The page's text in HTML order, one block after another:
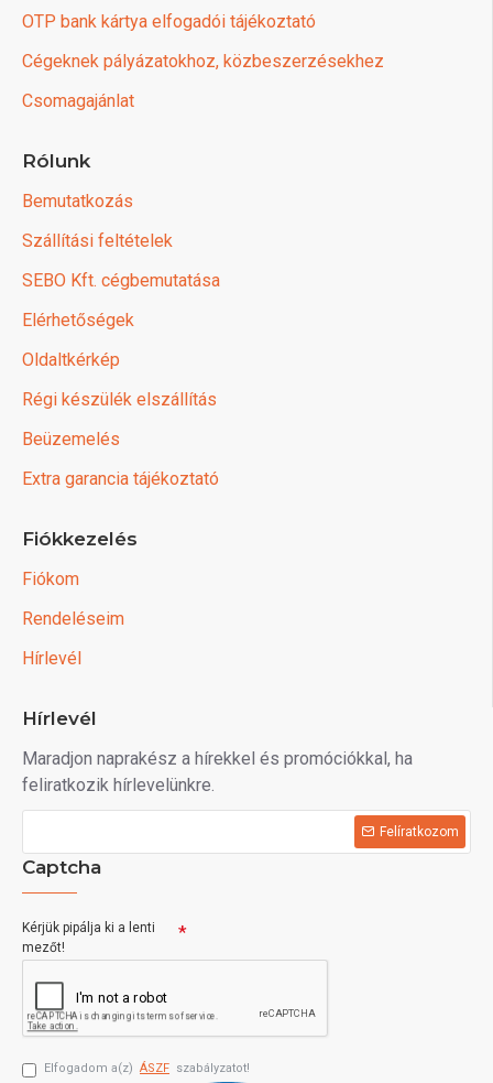
OTP bank kártya elfogadói tájékoztató
Cégeknek pályázatokhoz, közbeszerzésekhez
Csomagajánlat
Rólunk
Bemutatkozás
Szállítási feltételek
SEBO Kft. cégbemutatása
Elérhetőségek
Oldaltkérkép
Régi készülék elszállítás
Beüzemelés
Extra garancia tájékoztató
Fiókkezelés
Fiókom
Rendeléseim
Hírlevél
Hírlevél
Maradjon naprakész a hírekkel és promóciókkal, ha
feliratkozik hírlevelünkre.
Felíratkozom
Captcha
Kérjük pipálja ki a lenti
mezőt!
Elfogadom a(z) ÁSZF szabályzatot!